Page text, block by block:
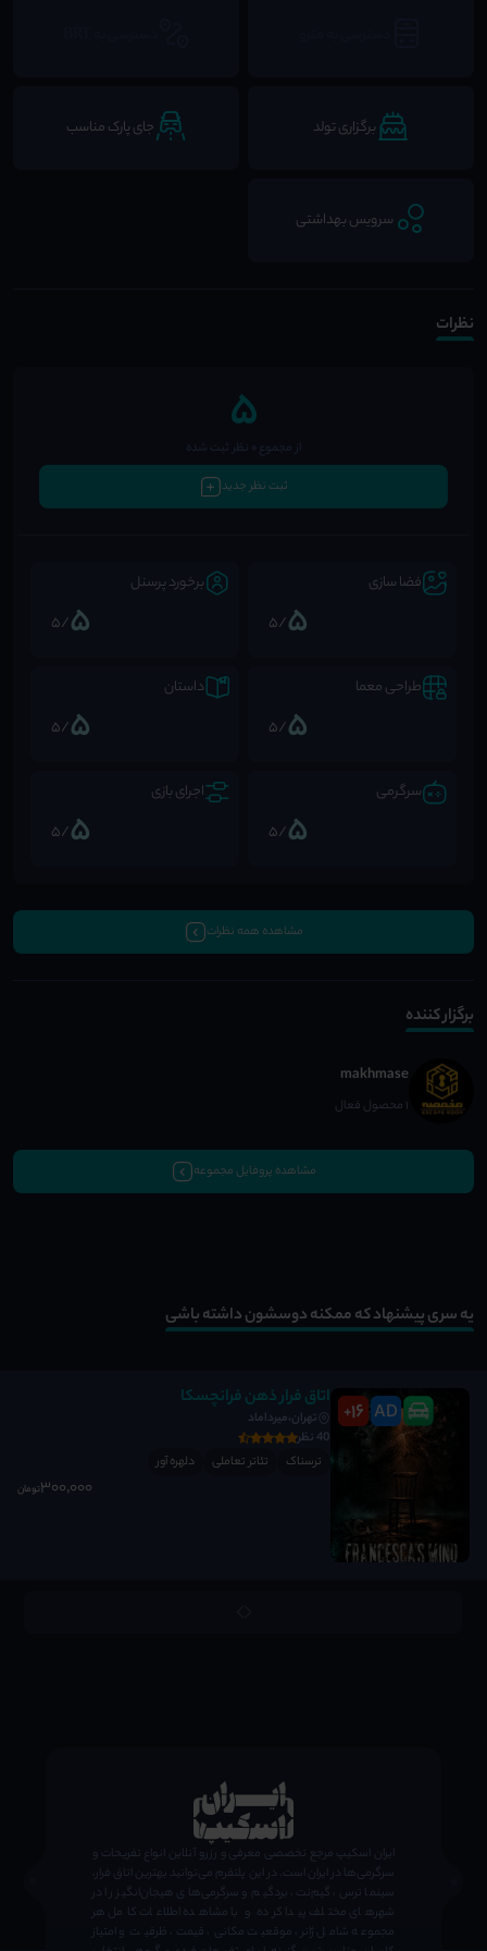
برگزاری تولد جای پارک مناسب
سرویس بهداشتی
نظرات
5از مجموع 0 نظر ثبت شده
ثبت نظر جدید
فضا سازی
5
/5
برخورد پرسنل
5
/5
طراحی معما
5
/5
داستان
5
/5
سرگرمی
5
/5
اجرای بازی
5
/5
مشاهده همه نظرات
برگزار کننده
makhmase
1 محصول فعال
مشاهده پروفایل مجموعه
یه سری پیشنهاد که ممکنه دوسشون داشته باشی
AD
16
+
اتاق فرار ذهن فرانچسکا
تهران،میرداماد
40 نظر
ترسناک
تئاتر تعاملی دلهره آور
300٬000تومان
ایران اسکیپ مرجع تخصصی معرفی و رزرو آنلاین انواع تفریحات و
سرگرمی‌ها در ایران است. در این پلتفرم می‌توانید بهترین اتاق فرار،
سینما ترس، گیم‌نت، بردگیم و سرگرمی‌های هیجان‌انگیز را در
شهرهای مختلف پیدا کرده و با مشاهده اطلاعات کامل هر
مجموعه شامل ژانر، موقعیت مکانی، قیمت، ظرفیت و امتیاز